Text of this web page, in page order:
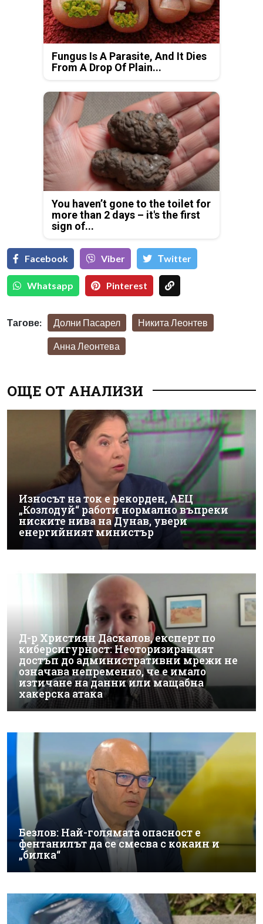
Fungus Is A Parasite, And It Dies
From A Drop Of Plain...
You haven’t gone to the toilet for
more than 2 days – it's the first
sign of...
Facebook Viber Тwitter
Whatsapp Pinterest
Тагове: Долни Пасарел Никита Леонтев
Анна Леонтева
ОЩЕ ОТ АНАЛИЗИ
Износът на ток е рекорден, АЕЦ
„Козлодуй“ работи нормално въпреки
ниските нива на Дунав, увери
енергийният министър
Д-р Християн Даскалов, експерт по
киберсигурност: Неоторизираният
достъп до административни мрежи не
означава непременно, че е имало
изтичане на данни или мащабна
хакерска атака
Безлов: Най-голямата опасност е
фентанилът да се смесва с кокаин и
„билка“